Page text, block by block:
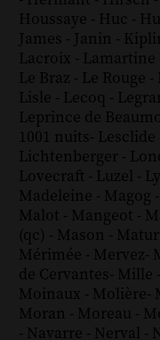
Houssaye - Huc -
James - Janin -
Lacroix - Lamartine
Le Braz - Le Rouge -
Lisle - Lecoq -
Leprince de
1001 nuits- Lesclide
Lichtenberger -
Lovecraft - Luzel -
Madeleine - Magog -
Malot - Mangeot -
(qc) - Mason -
Mérimée - Mervez-
de Cervantes- Mille -
Moinaux - Molière-
Moran - Moreau -
- Navarre - Nerval -